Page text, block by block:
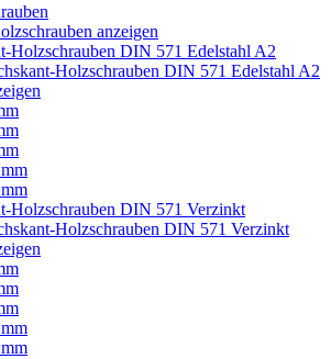
anzeigen
Holzschrauben DIN 571 Edelstahl A2
Holzschrauben DIN 571 Edelstahl A2
Holzschrauben DIN 571 Verzinkt
Holzschrauben DIN 571 Verzinkt